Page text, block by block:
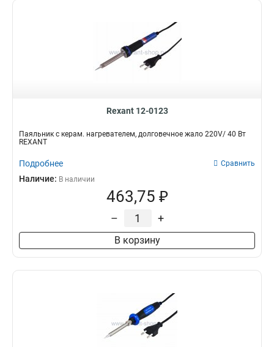
Rexant 12-0123
Паяльник с керам. нагревателем, долговечное жало 220V/ 40 Вт
REXANT
Подробнее Сравнить
Наличие: В наличии
463,75 ₽
– +
В корзину